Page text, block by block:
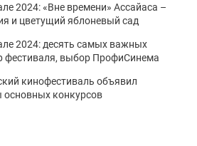
2024: «Вне времени» Ассайаса –
и цветущий яблоневый сад
2024: десять самых важных
фестиваля, выбор ПрофиСинема
кинофестиваль объявил
конкурсов